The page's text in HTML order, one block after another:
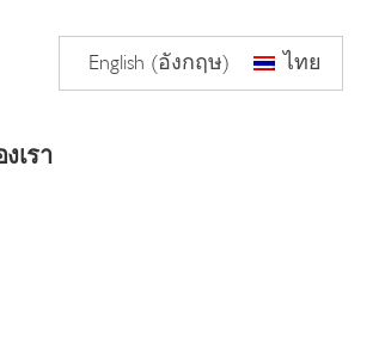
English (อังกฤษ) ไทย
เรา